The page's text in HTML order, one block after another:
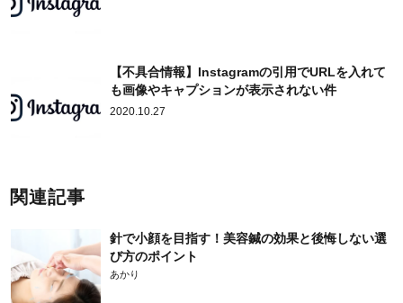
【不具合情報】Instagramの引用でURLを入れて
も画像やキャプションが表示されない件
2020.10.27
関連記事
針で小顔を目指す！美容鍼の効果と後悔しない選
び方のポイント
あかり